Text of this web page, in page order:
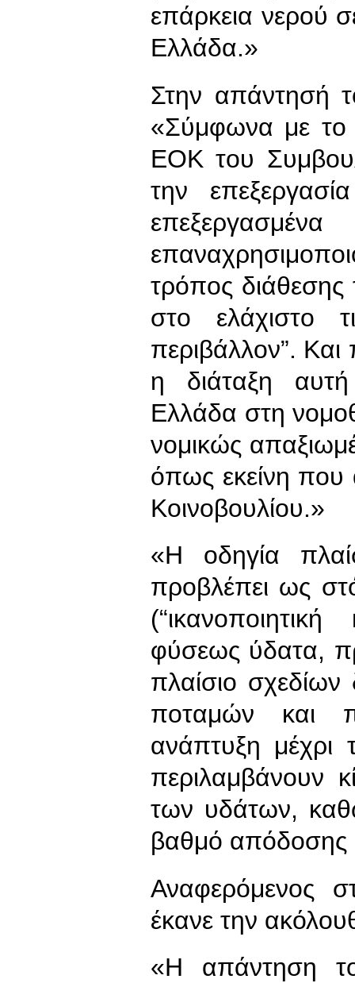
επάρκεια νερού
Ελλάδα.»
Στην απάντησή
«Σύμφωνα με το
ΕΟΚ του
την
τρόπος διάθεσης
στο ελάχιστο
περιβάλλον”.
η διάταξη
Ελλάδα στη
νομικώς
όπως εκείνη που
Κοινοβουλίου.»
«Η οδηγία
προβλέπει ως
φύσεως ύδατα,
πλαίσιο
ποταμών και
ανάπτυξη μέχρι
περιλαμβάνουν
των υδάτων,
βαθμό απόδοσης
Αναφερόμενος
έκανε την
«Η απάντηση